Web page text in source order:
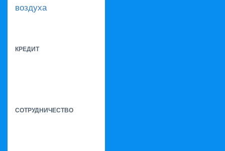
воздуха
КРЕДИТ
СОТРУДНИЧЕСТВО